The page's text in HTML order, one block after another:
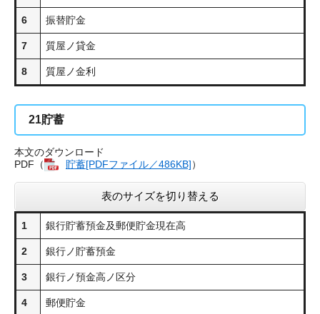
6 振替貯金
7 質屋ノ貸金
8 質屋ノ金利
21貯蓄
本文のダウンロード
PDF（
貯蓄[PDFファイル／486KB]）
表のサイズを切り替える
1 銀行貯蓄預金及郵便貯金現在高
2 銀行ノ貯蓄預金
3 銀行ノ預金高ノ区分
4 郵便貯金